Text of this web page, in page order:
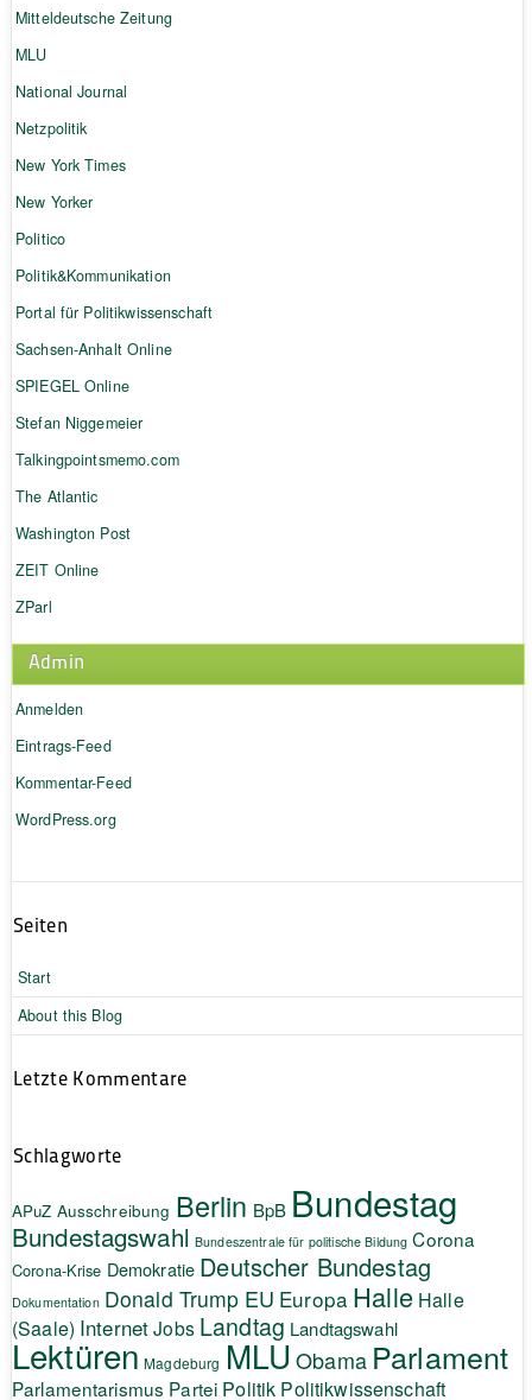
Mitteldeutsche Zeitung
MLU
National Journal
Netzpolitik
New York Times
New Yorker
Politico
Politik&Kommunikation
Portal für Politikwissenschaft
Sachsen-Anhalt Online
SPIEGEL Online
Stefan Niggemeier
Talkingpointsmemo.com
The Atlantic
Washington Post
ZEIT Online
ZParl
Admin
Anmelden
Eintrags-Feed
Kommentar-Feed
WordPress.org
Seiten
Start
About this Blog
Letzte Kommentare
Schlagworte
APuZ Ausschreibung Berlin BpB Bundestag
Bundestagswahl Bundeszentrale für politische Bildung Corona
Corona-Krise Demokratie Deutscher Bundestag
Dokumentation Donald Trump EU Europa Halle Halle
(Saale) InternetJobs Landtag Landtagswahl
Lektüren Magdeburg MLU Obama Parlament
Parlamentarismus Partei Politik Politikwissenschaft